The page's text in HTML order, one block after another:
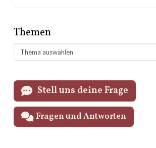
Themen
Themen
Stell uns deine Frage
Fragen und Antworten